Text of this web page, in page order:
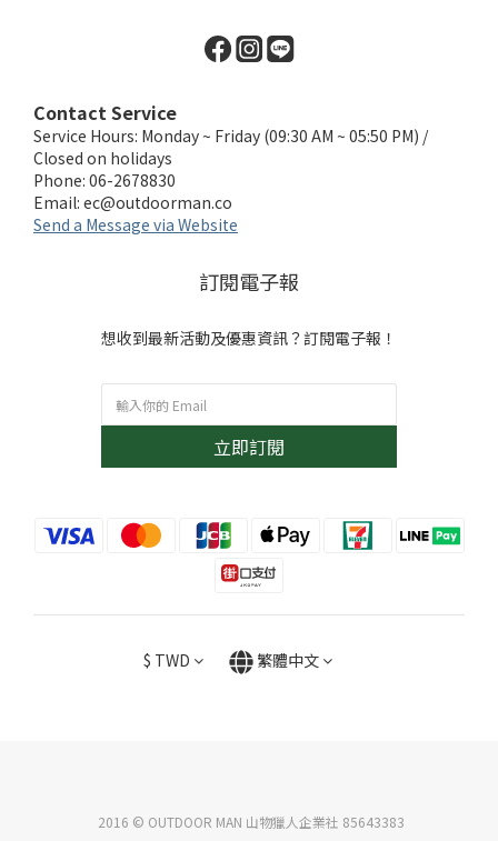
Contact Service
Service Hours: Monday ~ Friday (09:30 AM ~ 05:50 PM) /
Closed on holidays
Phone: 06-2678830
Email: ec@outdoorman.co
Send a Message via Website
訂閱電子報
想收到最新活動及優惠資訊？訂閱電子報！
立即訂閱
$ TWD 繁體中文
2016 © OUTDOOR MAN 山物獵人企業社 85643383